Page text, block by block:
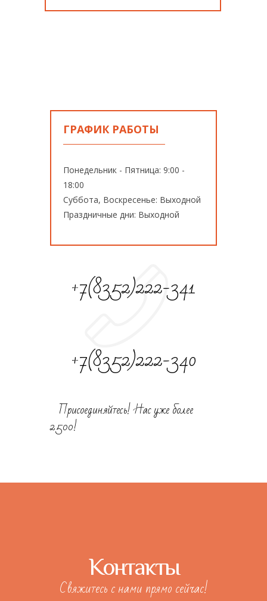
ГРАФИК РАБОТЫ
Понедельник - Пятница: 9:00 -
18:00
Суббота, Воскресенье: Выходной
Праздничные дни: Выходной
+7(8352)222-341
+7(8352)222-340
Присоединяйтесь! Нас уже более
2500!
Контакты
Свяжитесь с нами прямо сейчас!